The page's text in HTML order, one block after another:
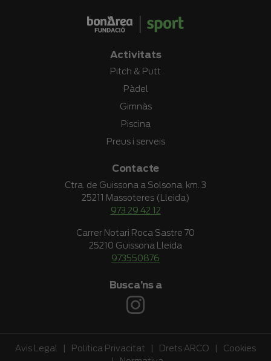
Activitats
Pitch & Putt
Pàdel
Gimnàs
Piscina
Preus i serveis
Contacte
Ctra. de Guissona a Solsona, km. 3
25211 Massoteres (Lleida)
973 29 42 12
Carrer Notari Roca Sastre 70
25210 Guissona Lleida
973550876
Busca’ns a
Avis Legal Politica Privacitat Drets ARCO
Cookies